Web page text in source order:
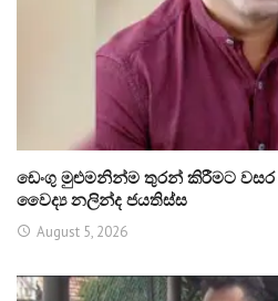
ඩෙංගු මුළුමනින්ම තුරන් කිරීමට වසර
වෛද්‍ය නලින්ද ජයතිස්ස
August 5, 2026